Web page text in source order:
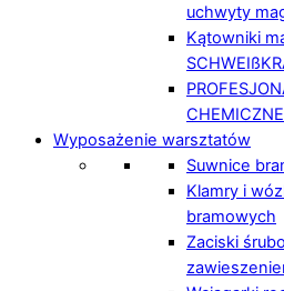
uchwyty
Kątowniki
Wyposażenie warsztatów
Suwnice
Klamry i
bramowych
Zaciski